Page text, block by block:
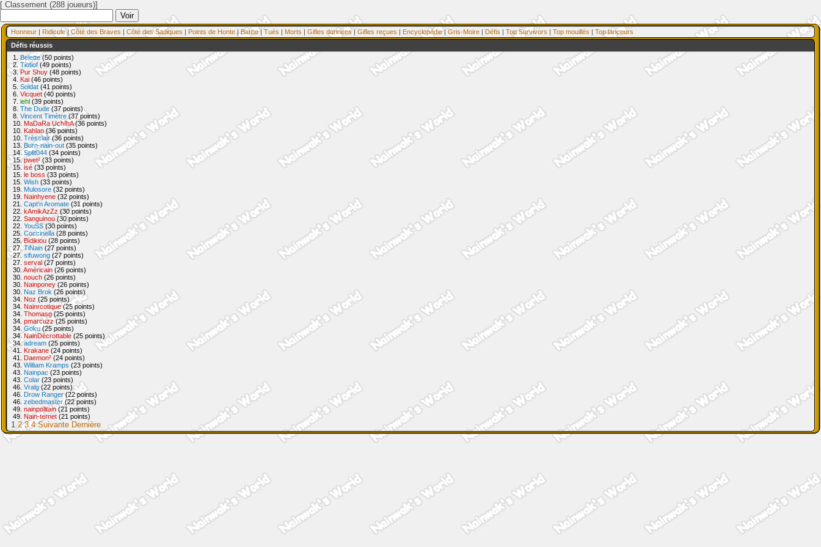
[ Classement (288 joueurs)]
Honneur | Ridicule|Côté des Braves | Côté des Sadiques | Points de Honte |Barbe| Tués | Morts | Gifles données | Gifles reçues | Encyclopédie| Gris-Moire | Défis | Top Survivors | Top mouillés | Top lanceurs
Défis réussis
1. Belette (50 points)
2.Tiotiof (49 points)
3. Pur Shuy (48 points)
4. Kai (46 points)
5. Soldat (41 points)
6. Vicquet (40 points)
7. iehl (39 points)
8. The Dude (37 points)
8. Vincent Timètre (37 points)
10. MaDaRa UchIhA(36 points)
10. Kahlan (36 points)
10. Trèsclair(36 points)
13. Burn-nain-out (35 points)
14.Split044 (34 points)
15.pwet² (33 points)
15. isé (33 points)
15. le boss (33 points)
15. Wish (33 points)
19. Mulosore (32 points)
19. Nainhyene (32 points)
21. Capt'n Aromate (31 points)
22. kAmikAzZz (30 points)
22. Sanguinou(30 points)
22. YouSS(30 points)
25. Coccinella (28 points)
25.Bidikiou (28 points)
27.TiNain (27 points)
27. sifuwong (27 points)
27. serval (27 points)
30. Américain (26 points)
30. nouch (26 points)
30. Nainponey (26 points)
30. Naz Brok (26 points)
34. Noz (25 points)
34. Nainrcotique(25 points)
34. Thomasg(25 points)
34. pmarcuzz(25 points)
34. Goku(25 points)
34.NainDécrottable (25 points)
34.adream (25 points)
41. Krakane (24 points)
41. Daemon² (24 points)
43. William Kramps (23 points)
43. Nainpac (23 points)
43. Colar (23 points)
46. Vralg (22 points)
46. Drow Ranger(22 points)
46. zebedmaster(22 points)
49. nainpolitain (21 points)
49. Nain-ternet (21 points)
1 2 3 4 Suivante Dernière